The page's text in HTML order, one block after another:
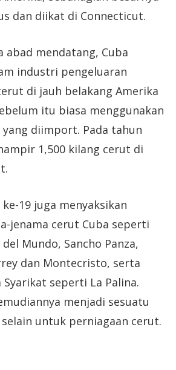
dan diikat di Connecticut.
abad mendatang, Cuba
industri pengeluaran
di jauh belakang Amerika
itu biasa menggunakan
diimport. Pada tahun
1,500 kilang cerut di
19 juga menyaksikan
jenama cerut Cuba seperti
del Mundo, Sancho Panza,
dan Montecristo, serta
Syarikat seperti La Palina.
menjadi sesuatu
untuk perniagaan cerut.